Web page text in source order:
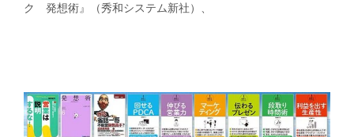
ク 発想術』（秀和システム新社）、